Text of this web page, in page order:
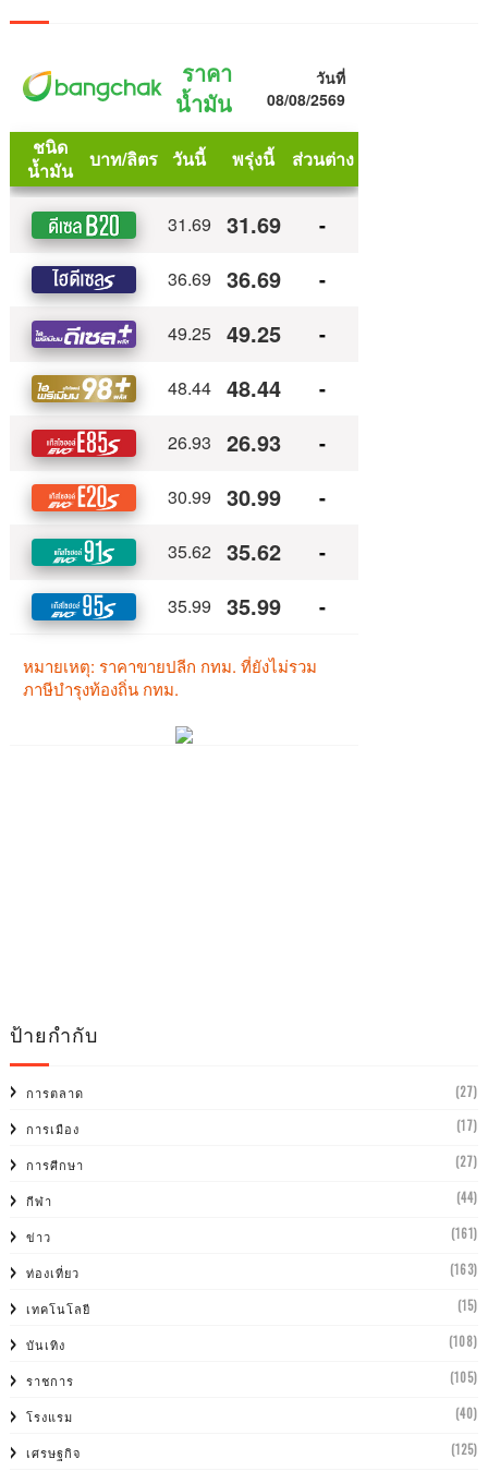
ป้ายกำกับ
การตลาด (27)
การเมือง (17)
การศีกษา (27)
กีฬา (44)
ข่าว (161)
ท่องเที่ยว (163)
เทคโนโลยี (15)
บันเทิง (108)
ราชการ (105)
โรงแรม (40)
เศรษฐกิจ (125)